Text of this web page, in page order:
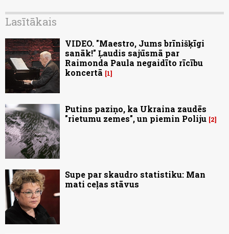
Lasītākais
VIDEO. "Maestro, Jums brīnišķīgi
sanāk!" Ļaudis sajūsmā par
Raimonda Paula negaidīto rīcību
koncertā
1
Putins paziņo, ka Ukraina zaudēs
"rietumu zemes", un piemin Poliju 2
Supe par skaudro statistiku: Man
mati ceļas stāvus